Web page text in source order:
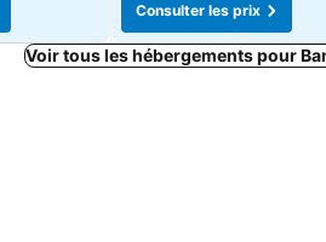
Consulter les prix
Voir tous les hébergements pour